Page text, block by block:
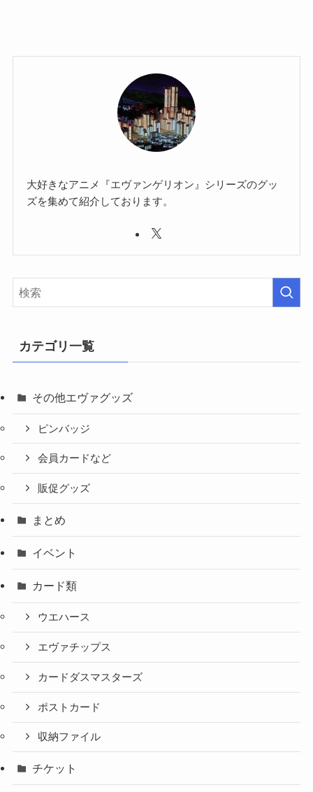
大好きなアニメ『エヴァンゲリオン』シリーズのグッ
ズを集めて紹介しております。
カテゴリ一覧
その他エヴァグッズ
ピンバッジ
会員カードなど
販促グッズ
まとめ
イベント
カード類
ウエハース
エヴァチップス
カードダスマスターズ
ポストカード
収納ファイル
チケット